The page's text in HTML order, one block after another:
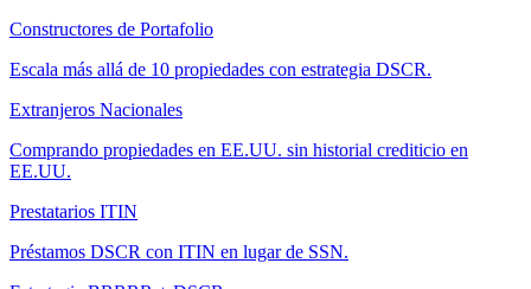
Constructores de Portafolio
Escala más allá de 10 propiedades con estrategia DSCR.
Extranjeros Nacionales
Comprando propiedades en EE.UU. sin historial crediticio en
EE.UU.
Prestatarios ITIN
Préstamos DSCR con ITIN en lugar de SSN.